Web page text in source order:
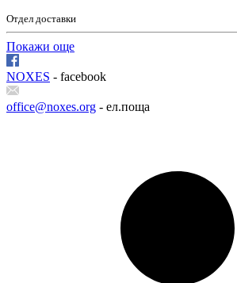
Отдел доставки
Покажи още
NOXES - facebook
office@noxes.org - ел.поща